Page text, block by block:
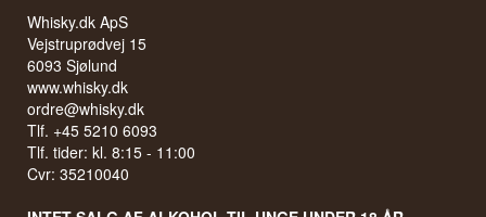
Whisky.dk ApS
Vejstruprødvej 15
6093 Sjølund
www.whisky.dk
ordre@whisky.dk
Tlf. +45 5210 6093
Tlf. tider: kl. 8:15 - 11:00
Cvr: 35210040